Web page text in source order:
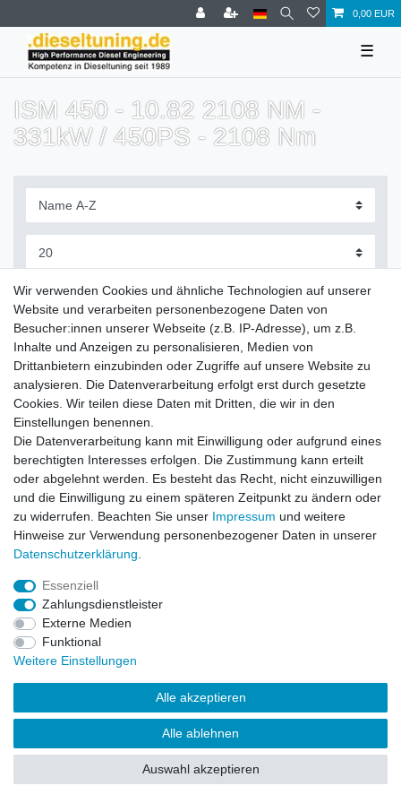
0,00 EUR
☰
ISM 450 - 10.82 2108 NM -
331kW / 450PS - 2108 Nm
Filter
Zahlung und Versand
Impressum Daten­schutz­erklärung AGB
Barrierefreiheitserklärung Widerrufs­recht
Vertrag widerrufen
© Copyright 2026 | Alle Rechte vorbehalten.
Wir verwenden Cookies und ähnliche Technologien auf unserer
Website und verarbeiten personenbezogene Daten von
Besucher:innen unserer Webseite (z.B. IP-Adresse), um z.B.
Inhalte und Anzeigen zu personalisieren, Medien von
Drittanbietern einzubinden oder Zugriffe auf unsere Website zu
analysieren. Die Datenverarbeitung erfolgt erst durch gesetzte
Cookies. Wir teilen diese Daten mit Dritten, die wir in den
Einstellungen benennen.
Die Datenverarbeitung kann mit Einwilligung oder aufgrund eines
berechtigten Interesses erfolgen. Die Zustimmung kann erteilt
oder abgelehnt werden. Es besteht das Recht, nicht einzuwilligen
und die Einwilligung zu einem späteren Zeitpunkt zu ändern oder
zu widerrufen. Beachten Sie unser Impressum und weitere
Hinweise zur Verwendung personenbezogener Daten in unserer
Daten­schutz­erklärung
Essenziell
Zahlungsdienstleister
Externe Medien
Funktional
Weitere Einstellungen
Alle akzeptieren
Alle ablehnen
Auswahl akzeptieren